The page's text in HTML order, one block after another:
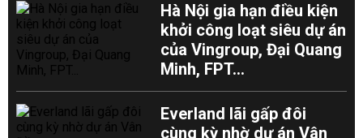
Hà Nội gia hạn điều kiện
khởi công loạt siêu dự án
của Vingroup, Đại Quang
Minh, FPT...
Everland lãi gấp đôi
cùng kỳ nhờ dự án Vân